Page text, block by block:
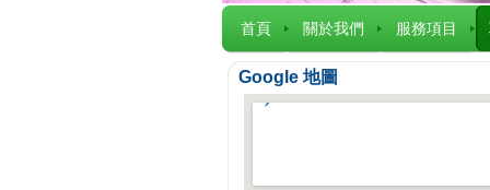
首頁 關於我們 服務項目
Google 地圖